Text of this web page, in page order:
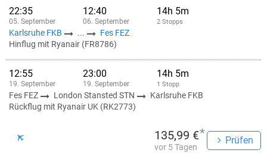
22:35
05. September
12:40
06. September
14h 5m
2 Stopps
Karlsruhe FKB ...
Fes FEZ
Hinflug mit Ryanair (FR8786)
12:55
19. September
23:00
19. September
14h 5m
1 Stopp
Fes FEZ London Stansted STN
Karlsruhe FKB
Rückflug mit Ryanair UK (RK2773)
135,99 €*
vor 5 Tagen
Prüfen